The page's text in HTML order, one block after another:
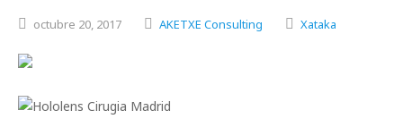
octubre 20, 2017 AKETXE Consulting Xataka